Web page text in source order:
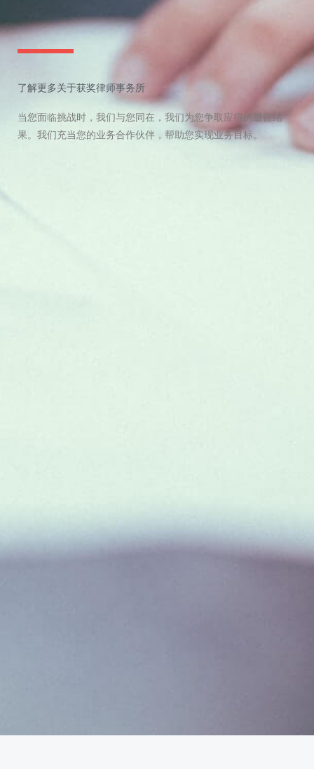
了解更多关于获奖律师事务所
当您面临挑战时，我们与您同在，我们为您争取应得的最佳结
果。我们充当您的业务合作伙伴，帮助您实现业务目标。